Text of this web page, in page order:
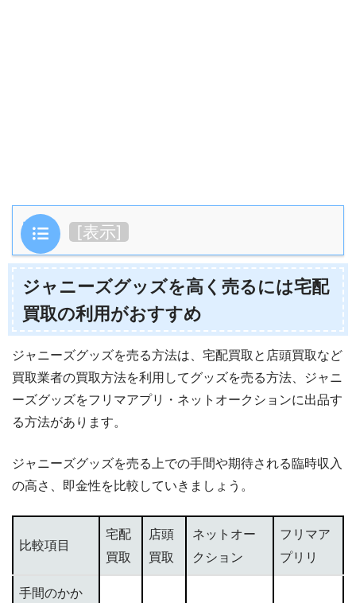
目次 [表示]
ジャニーズグッズを高く売るには宅配
買取の利用がおすすめ
ジャニーズグッズを売る方法は、宅配買取と店頭買取など
買取業者の買取方法を利用してグッズを売る方法、ジャニ
ーズグッズをフリマアプリ・ネットオークションに出品す
る方法があります。
ジャニーズグッズを売る上での手間や期待される臨時収入
の高さ、即金性を比較していきましょう。
比較項目
宅配
買取
店頭
買取
ネットオー
クション
フリマア
プリリ
手間のかか